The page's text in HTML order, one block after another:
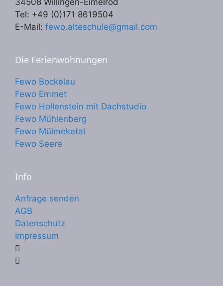
34508 Willingen-Eimelrod
Tel: +49 (0)171 8619504
E-Mail: fewo.alteschule@gmail.com
Die Ferienwohnungen
Fewo Bockelau
Fewo Emmet
Fewo Hollenstein mit Dachstudio
Fewo Mühlenberg
Fewo Mülmeketal
Fewo Seere
Info
Anfrage senden
AGB
Datenschutz
Impressum